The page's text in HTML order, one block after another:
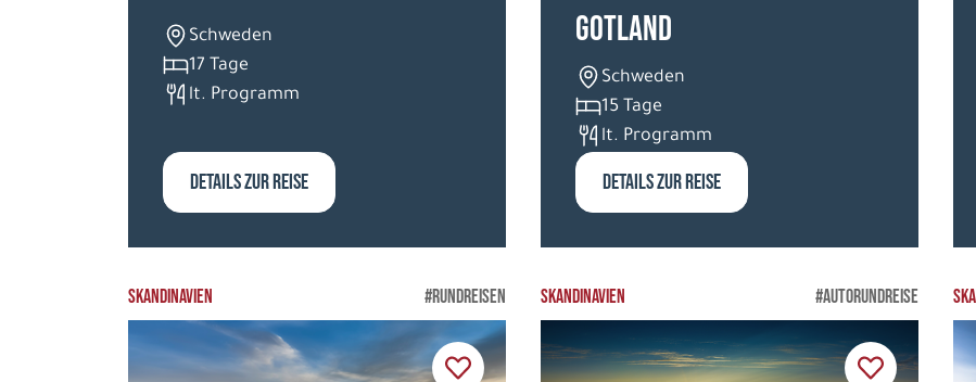
Schweden
17 Tage
lt. Programm
DETAILS ZUR REISE
Gotland
Schweden
15 Tage
lt. Programm
DETAILS ZUR REISE
SKANDINAVIEN #RUNDREISEN SKANDINAVIEN #AUTORUNDREISE